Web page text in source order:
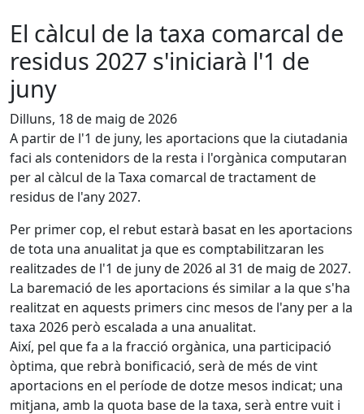
El càlcul de la taxa comarcal de
residus 2027 s'iniciarà l'1 de
juny
Dilluns, 18 de maig de 2026
A partir de l'1 de juny, les aportacions que la ciutadania
faci als contenidors de la resta i l'orgànica computaran
per al càlcul de la Taxa comarcal de tractament de
residus de l'any 2027.
Per primer cop, el rebut estarà basat en les aportacions
de tota una anualitat ja que es comptabilitzaran les
realitzades de l'1 de juny de 2026 al 31 de maig de 2027.
La baremació de les aportacions és similar a la que s'ha
realitzat en aquests primers cinc mesos de l'any per a la
taxa 2026 però escalada a una anualitat.
Així, pel que fa a la fracció orgànica, una participació
òptima, que rebrà bonificació, serà de més de vint
aportacions en el període de dotze mesos indicat; una
mitjana, amb la quota base de la taxa, serà entre vuit i